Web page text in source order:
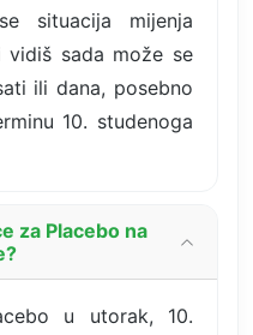
situacija mijenja
sada može se
ili dana, posebno
10. studenoga
za Placebo na
u utorak, 10.